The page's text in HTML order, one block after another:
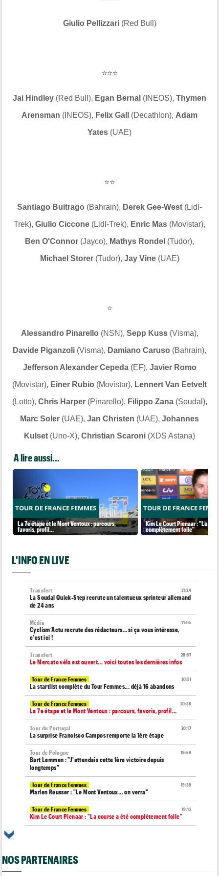
Giulio Pellizzari(Red Bull)
⭐⭐⭐
Jai Hindley (Red Bull), Egan Bernal (INEOS), Thymen
Arensman (INEOS), Felix Gall (Decathlon), Adam
Yates (UAE)
⭐⭐
Santiago Buitrago (Bahrain), Derek Gee-West (Lidl-
Trek), Giulio Ciccone (Lidl-Trek), Enric Mas (Movistar),
Ben O'Connor (Jayco), Mathys Rondel (Tudor),
Michael Storer(Tudor), Jay Vine(UAE)
⭐
Alessandro Pinarello (NSN), Sepp Kuss (Visma),
Davide Piganzoli (Visma), Damiano Caruso (Bahrain),
Jefferson Alexander Cepeda(EF), Javier Romo
(Movistar), Einer Rubio (Movistar), Lennert Van Eetvelt
(Lotto), Chris Harper(Pinarello), Filippo Zana(Soudal),
Marc Soler (UAE), Jan Christen (UAE), Johannes
Kulset (Uno-X), Christian Scaroni (XDS Astana)
A lire aussi...
TOUR DE FRANCE FEMMES
La 7e étape et le Mont Ventoux : parcours,
favoris, profil…
TOUR DE FRANCE
Kim Le Court Pienaar : "La
complètement folle"
L'INFO EN LIVE
21:24
Transfert
La Soudal Quick-Step recrute un talentueux sprinteur allemand
de 24 ans
21:05
Média
Cyclism’Actu recrute des rédacteurs… si ça vous intéresse,
c'est ici !
20:57
Transfert
Le Mercato vélo est ouvert... voici toutes les dernières infos
20:51
Tour de France Femmes
La startlist complète du Tour Femmes... déjà 16 abandons
20:38
Tour de France Femmes
La 7e étape et le Mont Ventoux : parcours, favoris, profil…
20:17
Tour du Portugal
La surprise Francisco Campos remporte la 1ère étape
19:59
Tour de Pologne
Bart Lemmen : "J'attendais cette 1ère victoire depuis
longtemps"
19:38
Tour de France Femmes
Marlen Reusser : "Le Mont Ventoux... on verra"
19:13
Tour de France Femmes
Kim Le Court Pienaar : "La course a été complètement folle"
Tour de Burgos
NOS PARTENAIRES